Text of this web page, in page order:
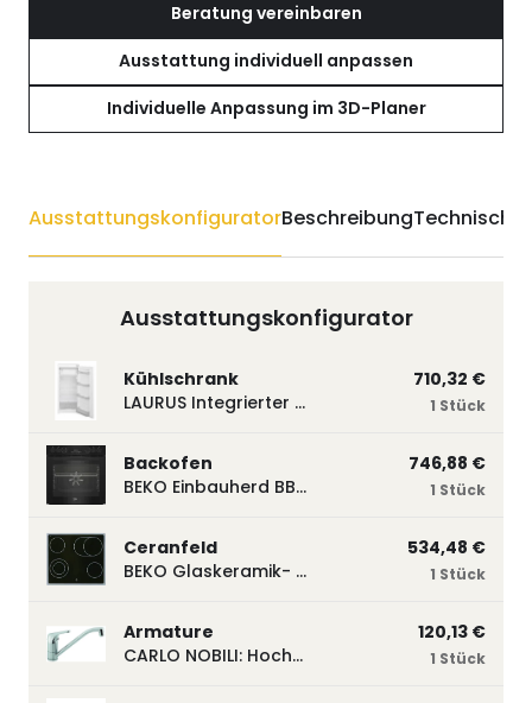
Beratung vereinbaren
Ausstattung individuell anpassen
Individuelle Anpassung im 3D-Planer
AusstattungskonfiguratorBeschreibungTechnische
Ausstattungskonfigurator
Kühlschrank
LAURUS Integrierter Kühlautomat LKG122E LKG122E
710,32 €
1 Stück
Backofen
BEKO Einbauherd BBUM113N2B mit Hydrolyse, Schwarz BBUM113N2B
746,88 €
1 Stück
Ceranfeld
BEKO Glaskeramik- Strahlungskochfeld EH 9641 XHN, herdgebunden EH9641XHN
534,48 €
1 Stück
Armature
CARLO NOBILI: Hochdruck- Einhebelmischbatterie Blue, Mischbatterie verchromt 17770
120,13 €
1 Stück